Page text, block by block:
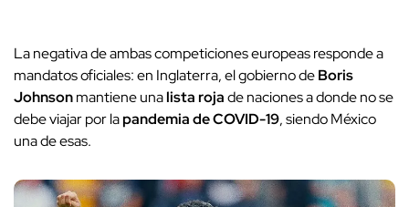
La negativa de ambas competiciones europeas responde a
mandatos oficiales: en Inglaterra, el gobierno deBoris
Johnsonmantiene unalista rojade naciones a donde no se
debe viajar por lapandemia de COVID-19, siendo México
una de esas.